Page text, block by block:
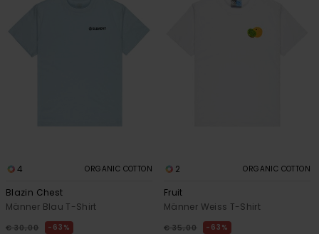
4 ORGANIC COTTON
Blazin Chest
Männer Blau T-Shirt
€ 30,00 63%
2 ORGANIC COTTON
Fruit
Männer Weiss T-Shirt
€ 35,00 63%